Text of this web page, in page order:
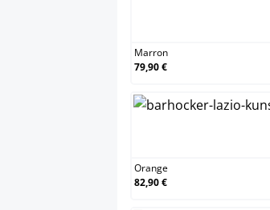
Marron
79,90 €
Orange
82,90 €